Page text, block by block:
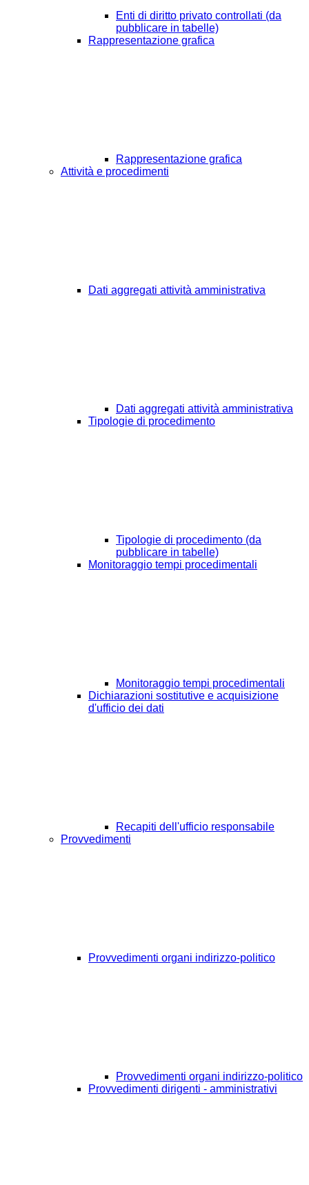
Enti di diritto privato controllati (da
pubblicare in tabelle)
Rappresentazione grafica
Rappresentazione grafica
Attività e procedimenti
Dati aggregati attività amministrativa
Dati aggregati attività amministrativa
Tipologie di procedimento
Tipologie di procedimento (da
pubblicare in tabelle)
Monitoraggio tempi procedimentali
Monitoraggio tempi procedimentali
Dichiarazioni sostitutive e acquisizione
d'ufficio dei dati
Recapiti dell'ufficio responsabile
Provvedimenti
Provvedimenti organi indirizzo-politico
Provvedimenti organi indirizzo-politico
Provvedimenti dirigenti - amministrativi